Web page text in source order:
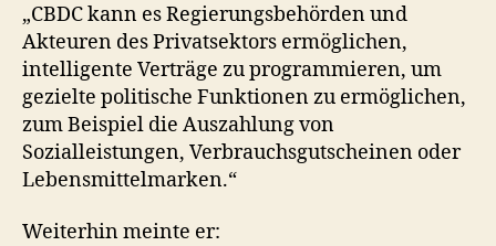
„CBDC kann es Regierungsbehörden und
Akteuren des Privatsektors ermöglichen,
intelligente Verträge zu programmieren, um
gezielte politische Funktionen zu ermöglichen,
zum Beispiel die Auszahlung von
Sozialleistungen, Verbrauchsgutscheinen oder
Lebensmittelmarken.“
Weiterhin meinte er: